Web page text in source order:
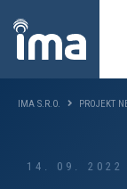
IMA S.R.O. PROJEKT
14. 09. 2022